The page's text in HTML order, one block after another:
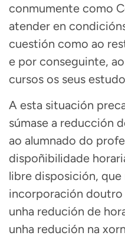
conmumente como
atender en
cuestión como ao
e por conseguinte,
cursos os seus
A esta situación
súmase a reducción
ao alumnado do
dispoñibilidade
libre disposición,
incorporación
unha redución de
unha redución na